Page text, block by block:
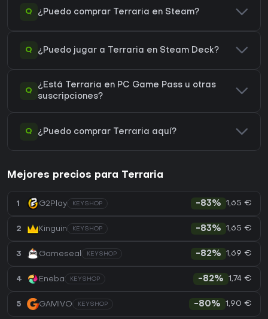
Q ¿Puedo comprar Terraria en Steam?
Q ¿Puedo jugar a Terraria en Steam Deck?
Q
¿Está Terraria en PC Game Pass u otras
suscripciones?
Q ¿Puedo comprar Terraria aquí?
Mejores precios para Terraria
1 G2Play KEYSHOP -83% 1,65 €
2 Kinguin KEYSHOP -83% 1,65 €
3 Gameseal KEYSHOP -82% 1,69 €
4 Eneba KEYSHOP -82% 1,74 €
5 GAMIVO KEYSHOP -80% 1,90 €